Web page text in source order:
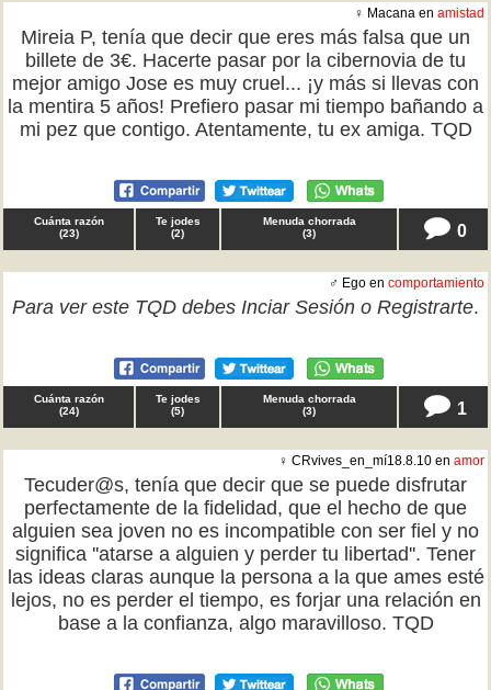
♀ Macana en amistad
Mireia P, tenía que decir que eres más falsa que un
billete de 3€. Hacerte pasar por la cibernovia de tu
mejor amigo Jose es muy cruel... ¡y más si llevas con
la mentira 5 años! Prefiero pasar mi tiempo bañando a
mi pez que contigo. Atentamente, tu ex amiga. TQD
Cuánta razón
(23)
Te jodes
(2)
Menuda chorrada
(3) 0
♂ Ego en comportamiento
Para ver este TQD debes Inciar Sesión o Registrarte.
Cuánta razón
(24)
Te jodes
(5)
Menuda chorrada
(3) 1
♀ CRvives_en_mí18.8.10 en amor
Tecuder@s, tenía que decir que se puede disfrutar
perfectamente de la fidelidad, que el hecho de que
alguien sea joven no es incompatible con ser fiel y no
significa ''atarse a alguien y perder tu libertad''. Tener
las ideas claras aunque la persona a la que ames esté
lejos, no es perder el tiempo, es forjar una relación en
base a la confianza, algo maravilloso. TQD